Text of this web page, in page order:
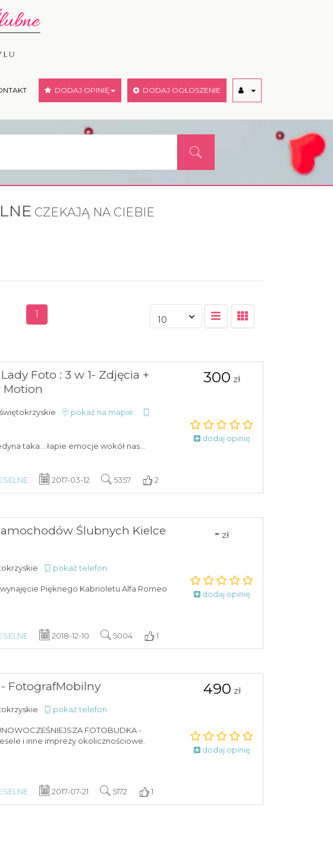
DODAJ OPINIĘ DODAJ OGŁOSZENIE
CZEKAJĄ NA CIEBIE
1 10
Foto : 3 w 1- Zdjęcia +
Motion
pokaż na mapie
taka... łapie emocje wokół nas...
2017-03-12 5357 2
300 zł
dodaj opinię
Ślubnych Kielce
pokaż telefon
wynajęcie Pięknego Kabrioletu Alfa Romeo
2018-12-10 5004 1
- zł
dodaj opinię
FotografMobilny
pokaż telefon
FOTOBUDKA -
i inne imprezy okolicznościowe.
2017-07-21 5172 1
490 zł
dodaj opinię